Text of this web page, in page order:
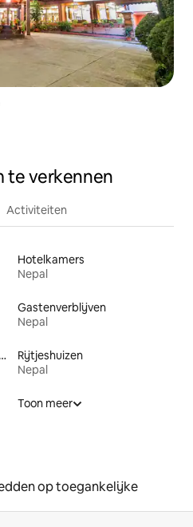
te verkennen
Activiteiten
Hotelkamers
Nepal
Gastenverblijven
Nepal
nabij de piste
Rijtjeshuizen
Nepal
Toon meer
op toegankelijke